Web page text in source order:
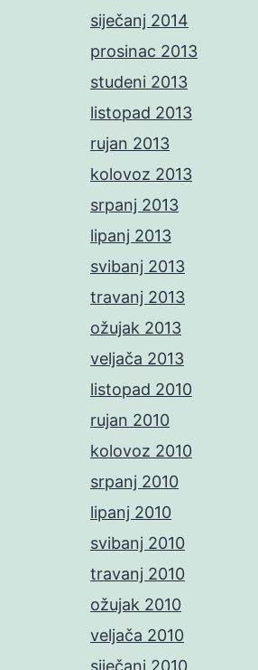
siječanj 2014
prosinac 2013
studeni 2013
listopad 2013
rujan 2013
kolovoz 2013
srpanj 2013
lipanj 2013
svibanj 2013
travanj 2013
ožujak 2013
veljača 2013
listopad 2010
rujan 2010
kolovoz 2010
srpanj 2010
lipanj 2010
svibanj 2010
travanj 2010
ožujak 2010
veljača 2010
siječanj 2010